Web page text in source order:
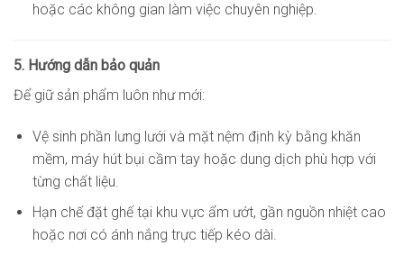
hoặc các không gian làm việc chuyên nghiệp.
5. Hướng dẫn bảo quản
Để giữ sản phẩm luôn như mới:
Vệ sinh phần lưng lưới và mặt nệm định kỳ bằng khăn
mềm, máy hút bụi cầm tay hoặc dung dịch phù hợp với
từng chất liệu.
Hạn chế đặt ghế tại khu vực ẩm ướt, gần nguồn nhiệt cao
hoặc nơi có ánh nắng trực tiếp kéo dài.